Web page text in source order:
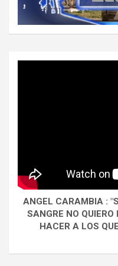
ANGEL CARAMBIA :
SANGRE NO
HACER A LOS